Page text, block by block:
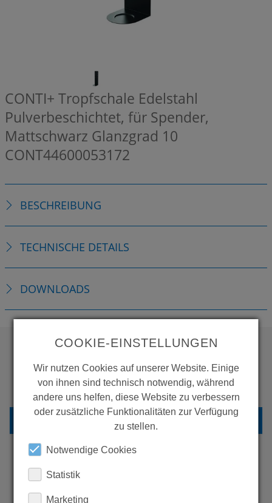
CONTI+ Tropfschale Edelstahl
Pulverbeschichtet, für Spender,
Mattschwarz Glanzgrad 10
CONT44600053172
BESCHREIBUNG
TECHNISCHE DETAILS
DOWNLOADS
WOLLEN SIE MEHR
PRODUKTE SEHEN?
ZURÜCK ZUR ÜBERSICHT
ERFAHREN SIE MEHR ÜBER
UNSERE REFERENZEN
COOKIE-EINSTELLUNGEN
Wir nutzen Cookies auf unserer Website. Einige
von ihnen sind technisch notwendig, während
andere uns helfen, diese Website zu verbessern
oder zusätzliche Funktionalitäten zur Verfügung
zu stellen.
Notwendige Cookies
Statistik
Marketing